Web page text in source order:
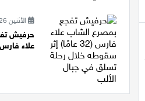
الأثنين 13/07/2026 22:40
حرفيش
علاء فارس (32